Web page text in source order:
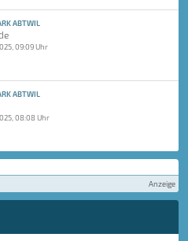
ABTWIL
09:09 Uhr
ABTWIL
08:08 Uhr
Anzeige